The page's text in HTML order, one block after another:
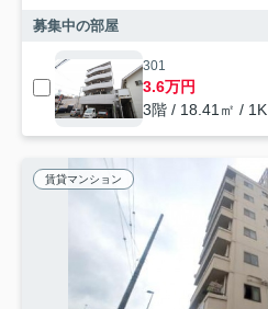
募集中の部屋
301
3.6万円
3階 / 18.41㎡ / 1K
賃貸マンション